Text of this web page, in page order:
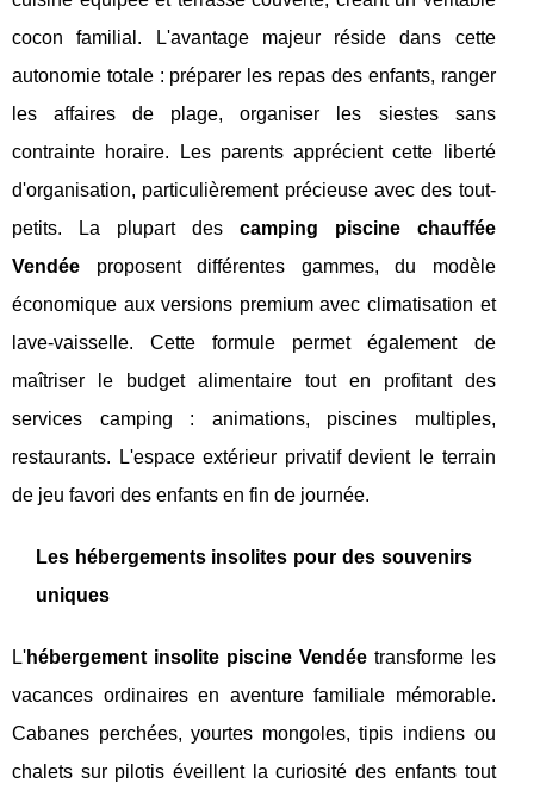
cocon familial. L'avantage majeur réside dans cette
autonomie totale : préparer les repas des enfants, ranger
les affaires de plage, organiser les siestes sans
contrainte horaire. Les parents apprécient cette liberté
d'organisation, particulièrement précieuse avec des tout-
petits. La plupart des camping piscine chauffée
Vendée proposent différentes gammes, du modèle
économique aux versions premium avec climatisation et
lave-vaisselle. Cette formule permet également de
maîtriser le budget alimentaire tout en profitant des
services camping : animations, piscines multiples,
restaurants. L'espace extérieur privatif devient le terrain
de jeu favori des enfants en fin de journée.
Les hébergements insolites pour des souvenirs
uniques
L'hébergement insolite piscine Vendéetransforme les
vacances ordinaires en aventure familiale mémorable.
Cabanes perchées, yourtes mongoles, tipis indiens ou
chalets sur pilotis éveillent la curiosité des enfants tout